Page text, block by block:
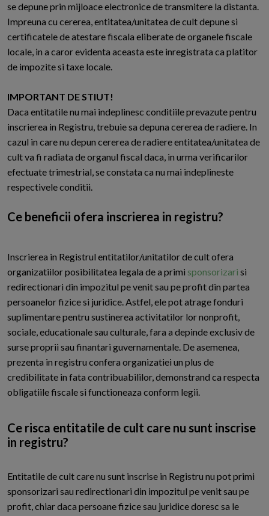
se depune prin mijloace electronice de transmitere la distanta.
Impreuna cu cererea, entitatea/unitatea de cult depune si
certificatele de atestare fiscala eliberate de organele fiscale
locale, in a caror evidenta aceasta este inregistrata ca platitor
de impozite si taxe locale.
IMPORTANT DE STIUT!
Daca entitatile nu mai indeplinesc conditiile prevazute pentru
inscrierea in Registru, trebuie sa depuna cererea de radiere. In
cazul in care nu depun cererea de radiere entitatea/unitatea de
cult va fi radiata de organul fiscal daca, in urma verificarilor
efectuate trimestrial, se constata ca nu mai indeplineste
respectivele conditii.
Ce beneficii ofera inscrierea in registru?
Inscrierea in Registrul entitatilor/unitatilor de cult ofera
organizatiilor posibilitatea legala de a primi sponsorizari si
redirectionari din impozitul pe venit sau pe profit din partea
persoanelor fizice si juridice. Astfel, ele pot atrage fonduri
suplimentare pentru sustinerea activitatilor lor nonprofit,
sociale, educationale sau culturale, fara a depinde exclusiv de
surse proprii sau finantari guvernamentale. De asemenea,
prezenta in registru confera organizatiei un plus de
credibilitate in fata contribuabililor, demonstrand ca respecta
obligatiile fiscale si functioneaza conform legii.
Ce risca entitatile de cult care nu sunt inscrise
in registru?
Entitatile de cult care nu sunt inscrise in Registru nu pot primi
sponsorizari sau redirectionari din impozitul pe venit sau pe
profit, chiar daca persoane fizice sau juridice doresc sa le